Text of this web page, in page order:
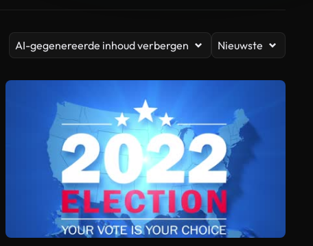
AI-gegenereerde inhoud verbergen Nieuwste